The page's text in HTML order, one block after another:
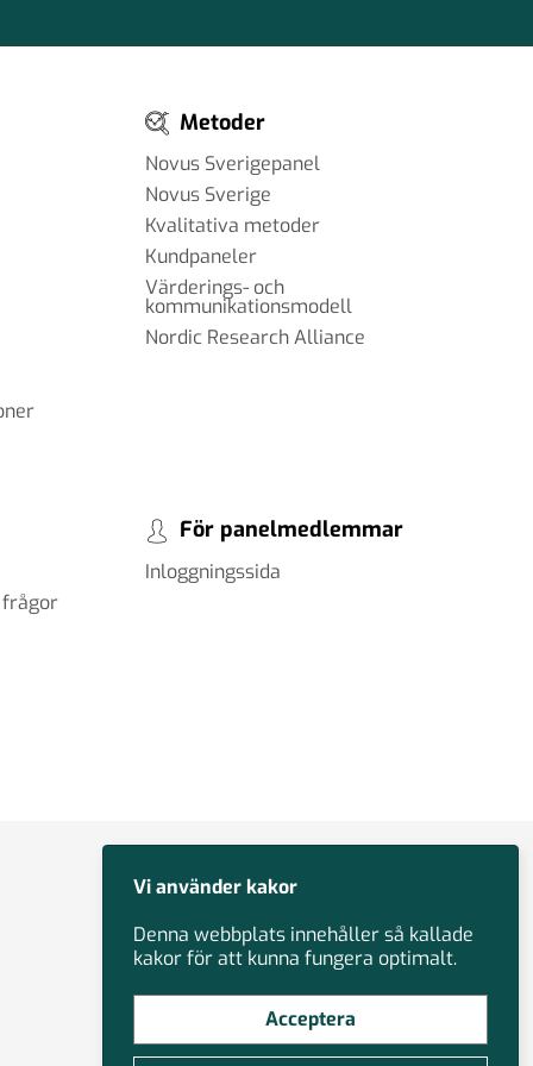
Metoder
Novus Sverigepanel
Novus Sverige
Kvalitativa metoder
Kundpaneler
Värderings- och
kommunikationsmodell
Nordic Research Alliance
frågor
För panelmedlemmar
Inloggningssida
Vi använder kakor
Denna webbplats innehåller så kallade
kakor för att kunna fungera optimalt.
Acceptera